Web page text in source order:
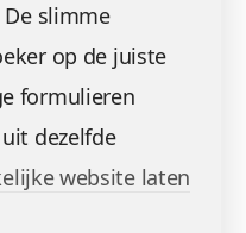
slimme
op de juiste
formulieren
dezelfde
website laten